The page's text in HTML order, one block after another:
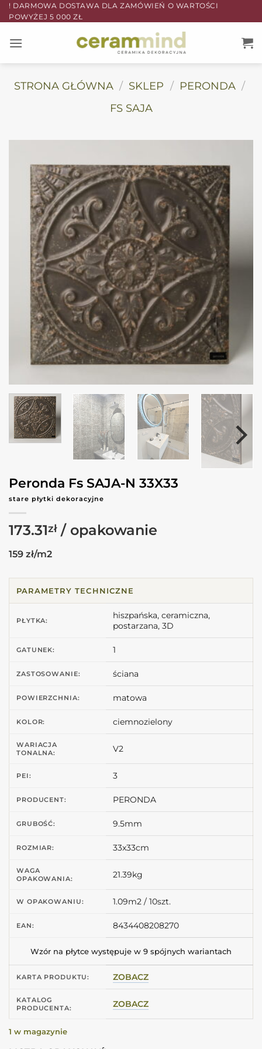
Przewiń
do
! DARMOWA DOSTAWA DLA ZAMÓWIEŃ O WARTOŚCI
POWYŻEJ 5 000 ZŁ
STRONA GŁÓWNA / SKLEP / PERONDA /
FS SAJA
Peronda Fs SAJA-N 33X33
stare płytki dekoracyjne
173.31zł
159 zł/m2
PARAMETRY TECHNICZNE
PŁYTKA:
hiszpańska, ceramiczna,
postarzana, 3D
GATUNEK: 1
ZASTOSOWANIE: ściana
POWIERZCHNIA: matowa
KOLOR: ciemnozielony
WARIACJA
TONALNA:
V2
PEI: 3
PRODUCENT: PERONDA
GRUBOŚĆ: 9.5mm
ROZMIAR: 33x33cm
WAGA
OPAKOWANIA:
21.39kg
W OPAKOWANIU: 1.09m2 / 10szt.
EAN: 8434408208270
Wzór na płytce występuje w 9 spójnych wariantach
KARTA PRODUKTU: ZOBACZ
KATALOG
PRODUCENTA:
ZOBACZ
1 w magazynie